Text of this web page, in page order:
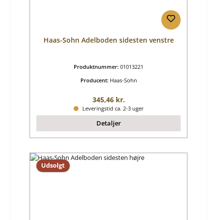
Haas-Sohn Adelboden sidesten venstre
Produktnummer: 01013221
Producent: Haas-Sohn
Almindelig pris:
345,46 kr.
Leveringstid ca. 2-3 uger
Detaljer
Udsolgt